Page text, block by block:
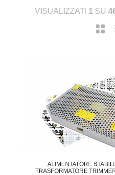
VISUALIZZATI 1 SU
ALIMENTATORE
TRASFORMATORE